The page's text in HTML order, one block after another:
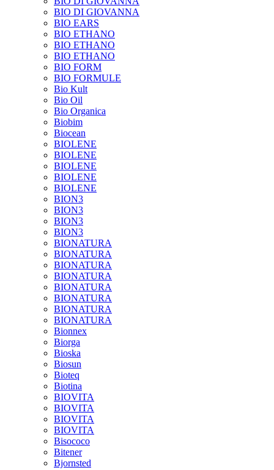
BIO DI GIOVANNA
BIO EARS
BIO ETHANO
BIO ETHANO
BIO ETHANO
BIO FORM
BIO FORMULE
Bio Kult
Bio Oil
Bio Organica
Biobim
Biocean
BIOLENE
BIOLENE
BIOLENE
BIOLENE
BIOLENE
BION3
BION3
BION3
BION3
BIONATURA
BIONATURA
BIONATURA
BIONATURA
BIONATURA
BIONATURA
BIONATURA
BIONATURA
Bionnex
Biorga
Bioska
Biosun
Bioteq
Biotina
BIOVITA
BIOVITA
BIOVITA
BIOVITA
Bisococo
Bitener
Bjornsted